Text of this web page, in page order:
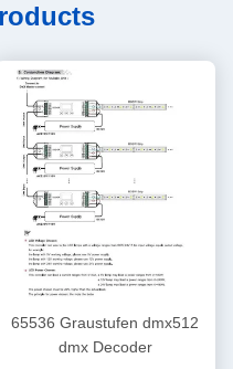
65536 Graustufen dmx512
dmx Decoder